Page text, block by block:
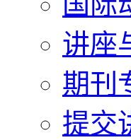
讲座
期刊
提交